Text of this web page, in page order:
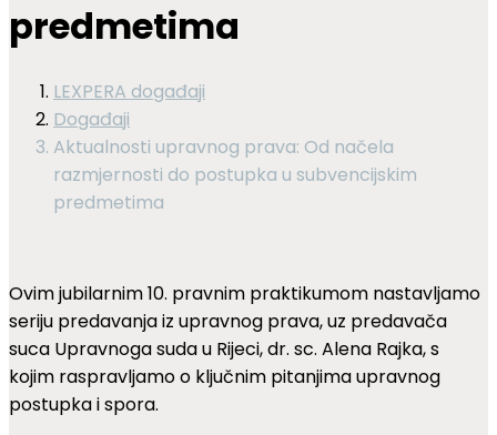
predmetima
LEXPERA događaji
Događaji
Aktualnosti upravnog prava: Od načela
razmjernosti do postupka u subvencijskim
predmetima
Ovim jubilarnim 10. pravnim praktikumom nastavljamo
seriju predavanja iz upravnog prava, uz predavača
suca Upravnoga suda u Rijeci, dr. sc. Alena Rajka, s
kojim raspravljamo o ključnim pitanjima upravnog
postupka i spora.